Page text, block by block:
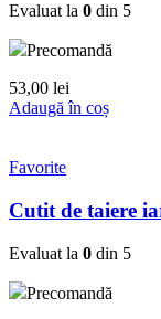
Evaluat la 0 din 5
Precomandă
53,00 lei
Adaugă în coș
Favorite
Cutit de taiere
Evaluat la 0 din 5
Precomandă